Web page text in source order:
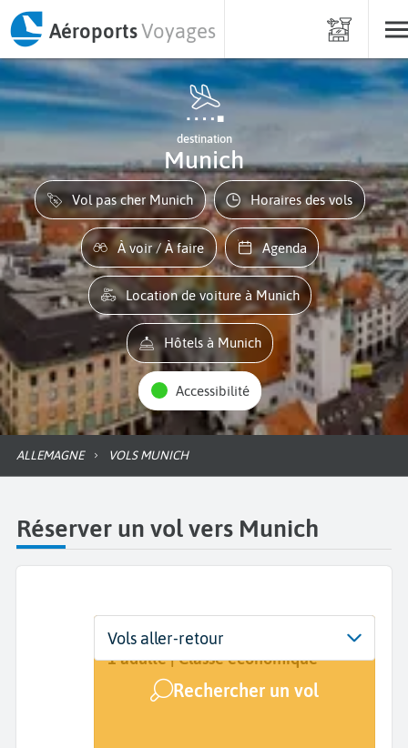
AéroportsVoyages
destination
Munich
Vol pas cher Munich Horaires des vols
À voir / À faire Agenda
Location de voiture à Munich
Hôtels à Munich
Accessibilité
ALLEMAGNE VOLS MUNICH
Réserver un vol vers Munich
Départ
De...
Dates
Dates de votre voyage
Voyageurs | Classe
1 adulte | Classe économique
Rechercher un vol
Vols aller-retour